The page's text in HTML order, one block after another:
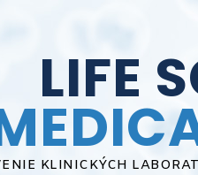
LIFE
KLINICKÝCH